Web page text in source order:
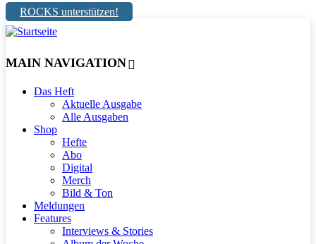
ROCKS unterstützen!
MAIN NAVIGATION
Das Heft
Aktuelle Ausgabe
Alle Ausgaben
Shop
Hefte
Abo
Digital
Merch
Bild & Ton
Meldungen
Features
Interviews & Stories